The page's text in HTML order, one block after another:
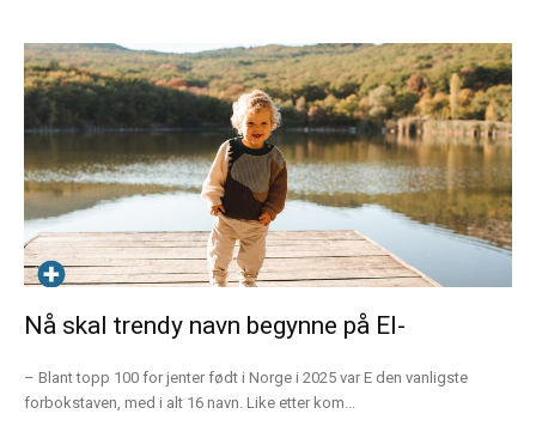
Nå skal trendy navn begynne på El-
– Blant topp 100 for jenter født i Norge i 2025 var E den vanligste
forbokstaven, med i alt 16 navn. Like etter kom...